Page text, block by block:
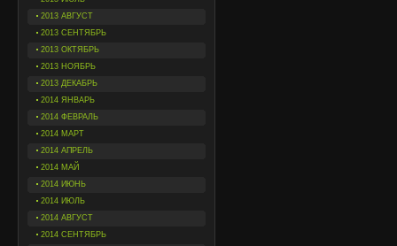
2013 АВГУСТ
2013 СЕНТЯБРЬ
2013 ОКТЯБРЬ
2013 НОЯБРЬ
2013 ДЕКАБРЬ
2014 ЯНВАРЬ
2014 ФЕВРАЛЬ
2014 МАРТ
2014 АПРЕЛЬ
2014 МАЙ
2014 ИЮНЬ
2014 ИЮЛЬ
2014 АВГУСТ
2014 СЕНТЯБРЬ